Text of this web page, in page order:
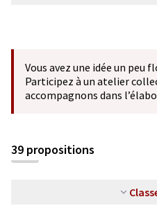
Vous avez une idée un peu
Participez à un atelier
accompagnons dans
39 propositions